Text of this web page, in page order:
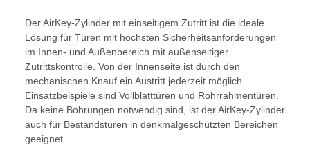
Der AirKey-Zylinder mit einseitigem Zutritt ist die ideale
Lösung für Türen mit höchsten Sicherheitsanforderungen
im Innen- und Außenbereich mit außenseitiger
Zutrittskontrolle. Von der Innenseite ist durch den
mechanischen Knauf ein Austritt jederzeit möglich.
Einsatzbeispiele sind Vollblatttüren und Rohrrahmentüren.
Da keine Bohrungen not­wendig sind, ist der AirKey-Zylinder
auch für Bestandstüren in denkmal­geschützten Bereichen
geeignet.